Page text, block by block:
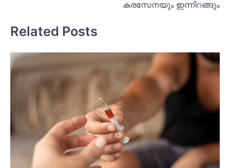
കരസേനയും ഇന്നിറങ്ങും
Related Posts